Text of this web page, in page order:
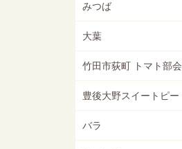
みつば
大葉
竹田市荻町 トマト部会
豊後大野スイートピー
バラ